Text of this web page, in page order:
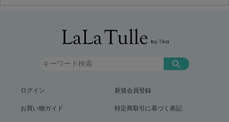
ログイン 新規会員登録
お買い物ガイド 特定商取引に基づく表記